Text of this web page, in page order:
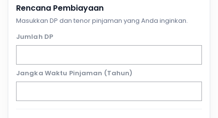
Rencana Pembiayaan
Masukkan DP dan tenor pinjaman yang Anda inginkan.
Jumlah DP
Jangka Waktu Pinjaman (Tahun)